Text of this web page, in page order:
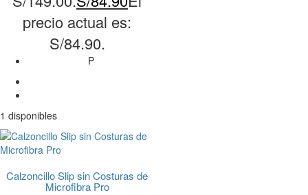
precio actual es:
S/84.90.
P
1 disponibles
Calzoncillo Slip sin Costuras de
Microfibra Pro